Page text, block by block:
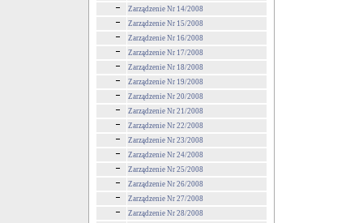
Zarządzenie Nr 14/2008
Zarządzenie Nr 15/2008
Zarządzenie Nr 16/2008
Zarządzenie Nr 17/2008
Zarządzenie Nr 18/2008
Zarządzenie Nr 19/2008
Zarządzenie Nr 20/2008
Zarządzenie Nr 21/2008
Zarządzenie Nr 22/2008
Zarządzenie Nr 23/2008
Zarządzenie Nr 24/2008
Zarządzenie Nr 25/2008
Zarządzenie Nr 26/2008
Zarządzenie Nr 27/2008
Zarządzenie Nr 28/2008